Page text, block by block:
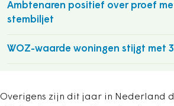
Ambtenaren positief over proef
stembiljet
WOZ-waarde woningen stijgt met
Overigens zijn dit jaar in Nederland